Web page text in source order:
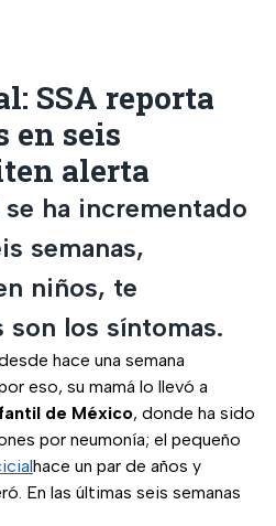
SSA reporta
en seis
alerta
ha incrementado
semanas,
niños, te
son los síntomas.
hace una semana
eso, su mamá lo llevó a
de México, donde ha sido
por neumonía; el pequeño
hace un par de años y
En las últimas seis semanas